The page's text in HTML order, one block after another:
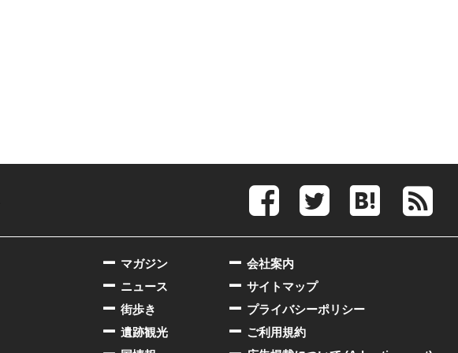
会社案内
サイトマップ
プライバシーポリシー
ご利用規約
マガジン
ニュース
街歩き
遺跡観光